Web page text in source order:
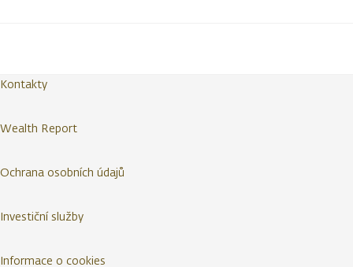
Kontakty
Wealth Report
Ochrana osobních údajů
Investiční služby
Informace o cookies